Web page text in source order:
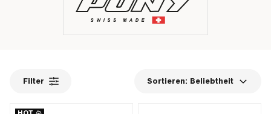
Filter Sortieren: Beliebtheit